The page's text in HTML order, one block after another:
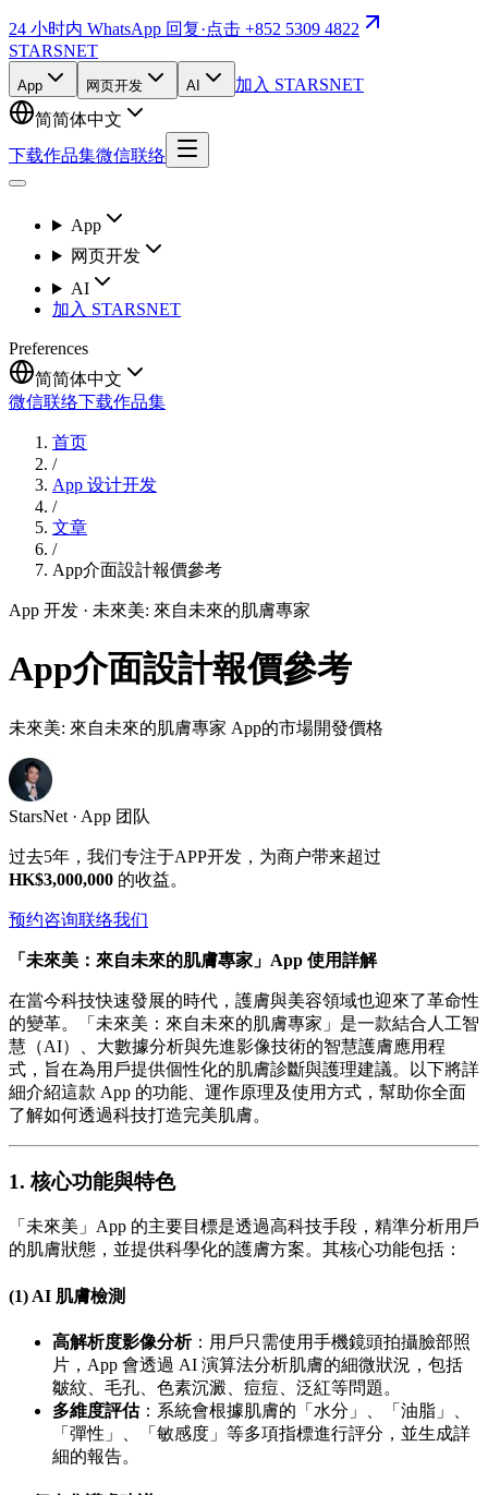
24 小时内 WhatsApp 回复·点击 +852 5309 4822
STARSNET
App 网页开发 AI
加入 STARSNET
简简体中文
下载作品集微信联络
App
网页开发
AI
加入 STARSNET
Preferences
简简体中文
微信联络下载作品集
首页
/
App 设计开发
/
文章
/
App介面設計報價參考
App 开发 · 未來美: 來自未來的肌膚專家
App介面設計報價參考
未來美: 來自未來的肌膚專家 App的市場開發價格
StarsNet · App 团队
过去5年，我们专注于APP开发，为商户带来超过
HK$3,000,000 的收益。
预约咨询联络我们
「未來美：來自未來的肌膚專家」App 使用詳解
在當今科技快速發展的時代，護膚與美容領域也迎來了革命性
的變革。「未來美：來自未來的肌膚專家」是一款結合人工智
慧（AI）、大數據分析與先進影像技術的智慧護膚應用程
式，旨在為用戶提供個性化的肌膚診斷與護理建議。以下將詳
細介紹這款 App 的功能、運作原理及使用方式，幫助你全面
了解如何透過科技打造完美肌膚。
1. 核心功能與特色
「未來美」App 的主要目標是透過高科技手段，精準分析用戶
的肌膚狀態，並提供科學化的護膚方案。其核心功能包括：
(1) AI 肌膚檢測
高解析度影像分析：用戶只需使用手機鏡頭拍攝臉部照
片，App 會透過 AI 演算法分析肌膚的細微狀況，包括
皺紋、毛孔、色素沉澱、痘痘、泛紅等問題。
多維度評估：系統會根據肌膚的「水分」、「油脂」、
「彈性」、「敏感度」等多項指標進行評分，並生成詳
細的報告。